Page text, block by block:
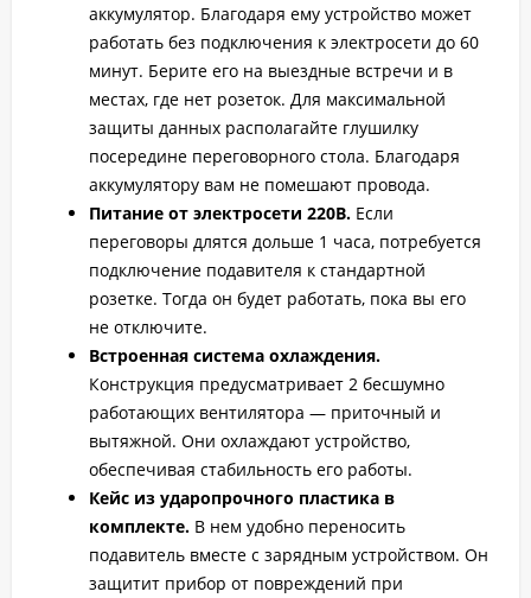
аккумулятор. Благодаря ему устройство может
работать без подключения к электросети до 60
минут. Берите его на выездные встречи и в
местах, где нет розеток. Для максимальной
защиты данных располагайте глушилку
посередине переговорного стола. Благодаря
аккумулятору вам не помешают провода.
Питание от электросети 220В. Если
переговоры длятся дольше 1 часа, потребуется
подключение подавителя к стандартной
розетке. Тогда он будет работать, пока вы его
не отключите.
Встроенная система охлаждения.
Конструкция предусматривает 2 бесшумно
работающих вентилятора — приточный и
вытяжной. Они охлаждают устройство,
обеспечивая стабильность его работы.
Кейс из ударопрочного пластика в
комплекте. В нем удобно переносить
подавитель вместе с зарядным устройством. Он
защитит прибор от повреждений при